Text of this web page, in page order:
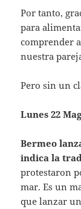
Por tanto,
para
comprender
nuestra
Pero sin un
Lunes 22
Bermeo
indica la
protestaron
mar. Es un
que lanzar